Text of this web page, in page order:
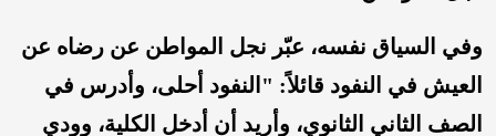
وفي السياق نفسه، عبّر نجل المواطن عن رضاه عن
العيش في النفود قائلاً: "النفود أحلى، وأدرس في
الصف الثاني الثانوي، وأريد أن أدخل الكلية، وودي